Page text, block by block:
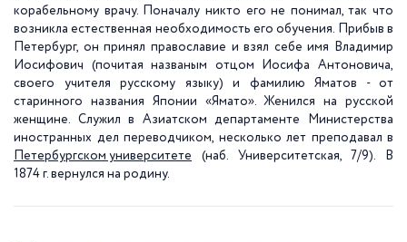
корабельному врачу. Поначалу никто его не понимал, так что
возникла естественная необходимость его обучения. Прибыв в
Петербург, он принял православие и взял себе имя Владимир
Иосифович (почитая названым отцом Иосифа Антоновича,
своего учителя русскому языку) и фамилию Яматов - от
старинного названия Японии «Ямато». Женился на русской
женщине. Служил в Азиатском департаменте Министерства
иностранных дел переводчиком, несколько лет преподавал в
Петербургском университете (наб. Университетская, 7/9). В
1874 г. вернулся на родину.